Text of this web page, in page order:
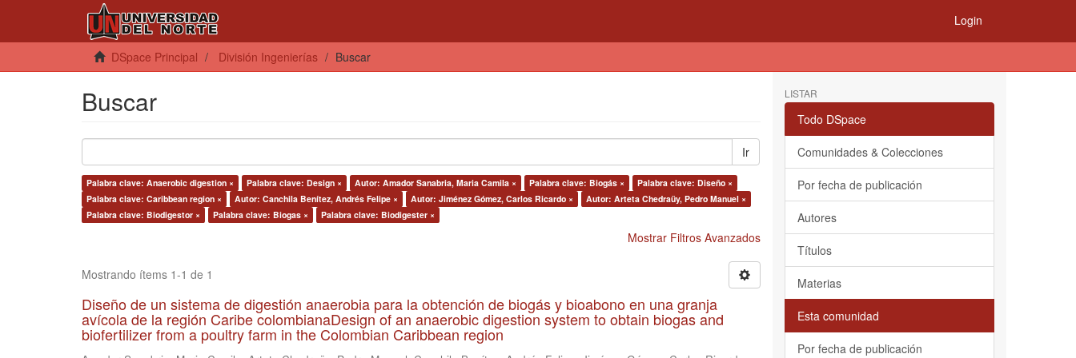
Login
DSpace Principal División Ingenierías Buscar
Buscar
Ir
Palabra clave: Anaerobic digestion × Palabra clave: Design × Autor: Amador Sanabria, Maria Camila × Palabra clave: Biogás ×
Palabra clave: Diseño ×
Palabra clave: Caribbean region ×
Autor: Canchila Benítez, Andrés Felipe × Autor: Jiménez Gómez, Carlos Ricardo ×
Autor: Arteta Chedraüy, Pedro Manuel ×
Palabra clave: Biodigestor ×
Palabra clave: Biogas × Palabra clave: Biodigester ×
Mostrar Filtros Avanzados
Mostrando ítems 1-1 de 1
Diseño de un sistema de digestión anaerobia para la obtención de biogás y bioabono en una granja
avícola de la región Caribe colombianaDesign of an anaerobic digestion system to obtain biogas and
biofertilizer from a poultry farm in the Colombian Caribbean region
LISTAR
Todo DSpace
Comunidades & Colecciones
Por fecha de publicación
Autores
Títulos
Materias
Esta comunidad
Por fecha de publicación